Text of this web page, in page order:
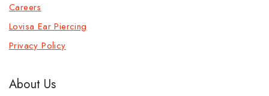
Careers
Lovisa Ear Piercing
Privacy Policy
About Us